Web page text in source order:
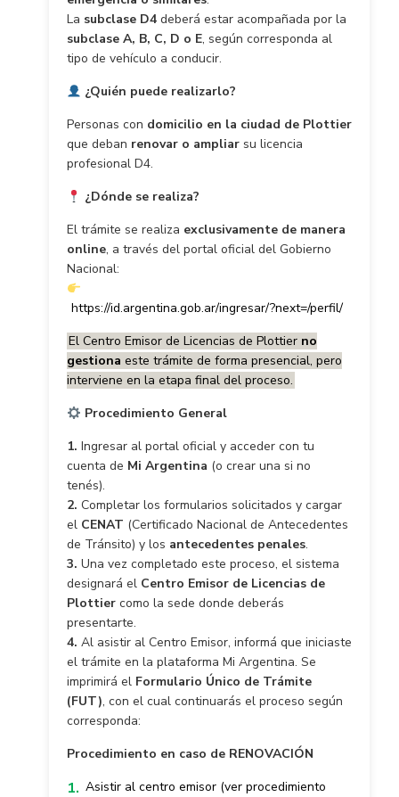
La subclase D4deberá estar acompañada por la
subclase A, B, C, D o E, según corresponda al
tipo de vehículo a conducir.
¿Quién puede realizarlo?
Personas con domicilio en la ciudad de Plottier
que deban renovar o ampliarsu licencia
profesional D4.
¿Dónde se realiza?
El trámite se realiza exclusivamente de manera
online, a través del portal oficial del Gobierno
Nacional:
https://id.argentina.gob.ar/ingresar/?next=/perfil/
El Centro Emisor de Licencias de Plottier no
gestiona este trámite de forma presencial, pero
interviene en la etapa final del proceso.
Procedimiento General
1. Ingresar al portal oficial y acceder con tu
cuenta de Mi Argentina (o crear una si no
tenés).
2. Completar los formularios solicitados y cargar
el CENAT (Certificado Nacional de Antecedentes
de Tránsito) y los antecedentes penales.
3. Una vez completado este proceso, el sistema
designará el Centro Emisor de Licencias de
Plottiercomo la sede donde deberás
presentarte.
4. Al asistir al Centro Emisor, informá que iniciaste
el trámite en la plataforma Mi Argentina. Se
imprimirá el Formulario Único de Trámite
(FUT), con el cual continuarás el proceso según
corresponda:
Procedimiento en caso de RENOVACIÓN
Asistir al centro emisor (ver procedimiento